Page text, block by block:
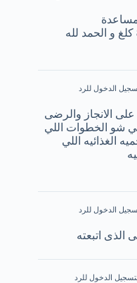
الدخول للرد
الانجاز والرضى
شو الخطوات اللي
الغذائيه اللي
الدخول للرد
الذى اتبعته
الدخول للرد